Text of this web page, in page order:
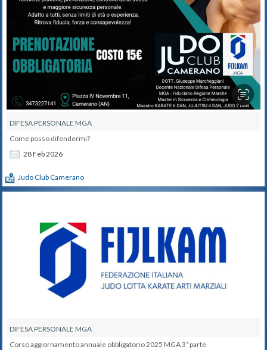
DIFESA PERSONALE MGA
28Feb2026
Come posso difendermi?
Judo Club Camerano
DIFESA PERSONALE MGA
Corso aggiornamento annuale obbligatorio 2025 MGA 3ª parte